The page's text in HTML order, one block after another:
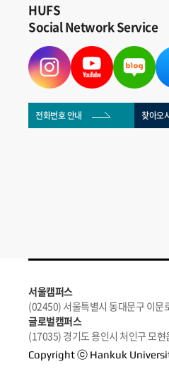
HUFS
Social Network Service
전화번호 안내 찾아오
서울캠퍼스
(02450) 서울특별시 동대문구 이
글로벌캠퍼스
(17035) 경기도 용인시 처인구 모
Copyright ⓒ Hankuk